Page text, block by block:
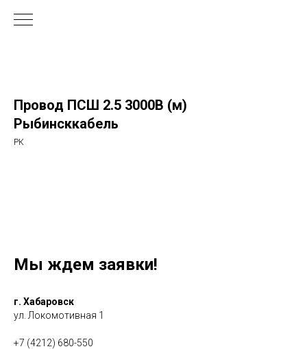
Провод ПСШ 2.5 3000В (м)
Рыбинсккабель
РК
Мы ждем заявки!
г. Хабаровск
ул. Локомотивная 1
+7 (4212) 680-550